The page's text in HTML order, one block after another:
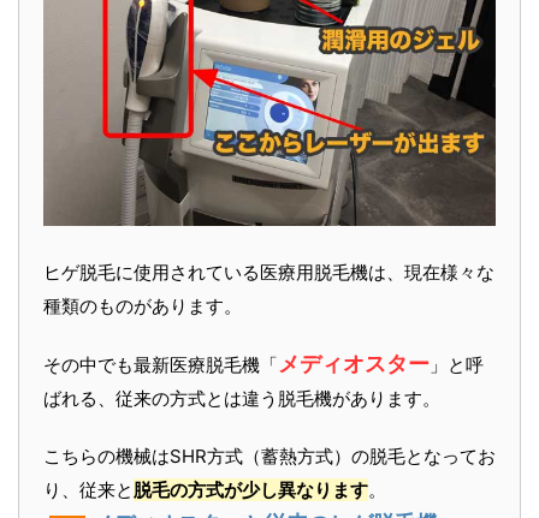
ヒゲ脱毛に使用されている医療用脱毛機は、現在様々な
種類のものがあります。
その中でも最新医療脱毛機「メディオスター 」と呼
ばれる、従来の方式とは違う脱毛機があります。
こちらの機械はSHR方式（蓄熱方式）の脱毛となってお
り、従来と 脱毛の方式が少し異なります。